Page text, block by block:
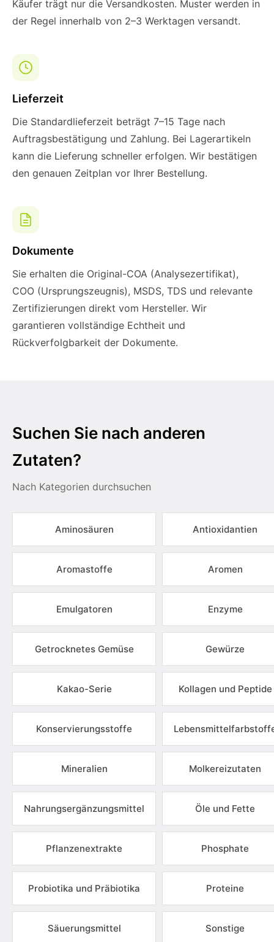
Käufer trägt nur die Versandkosten. Muster werden in
der Regel innerhalb von 2–3 Werktagen versandt.
Lieferzeit
Die Standardlieferzeit beträgt 7–15 Tage nach
Auftragsbestätigung und Zahlung. Bei Lagerartikeln
kann die Lieferung schneller erfolgen. Wir bestätigen
den genauen Zeitplan vor Ihrer Bestellung.
Dokumente
Sie erhalten die Original-COA (Analysezertifikat),
COO (Ursprungszeugnis), MSDS, TDS und relevante
Zertifizierungen direkt vom Hersteller. Wir
garantieren vollständige Echtheit und
Rückverfolgbarkeit der Dokumente.
Suchen Sie nach anderen
Zutaten?
Nach Kategorien durchsuchen
Aminosäuren Antioxidantien
Aromastoffe Aromen
Emulgatoren Enzyme
Getrocknetes Gemüse Gewürze
Kakao-Serie Kollagen und Peptide
Konservierungsstoffe
Mineralien Molkereizutaten
Nahrungsergänzungsmittel Öle und Fette
Pflanzenextrakte Phosphate
Probiotika und Präbiotika Proteine
Säuerungsmittel Sonstige